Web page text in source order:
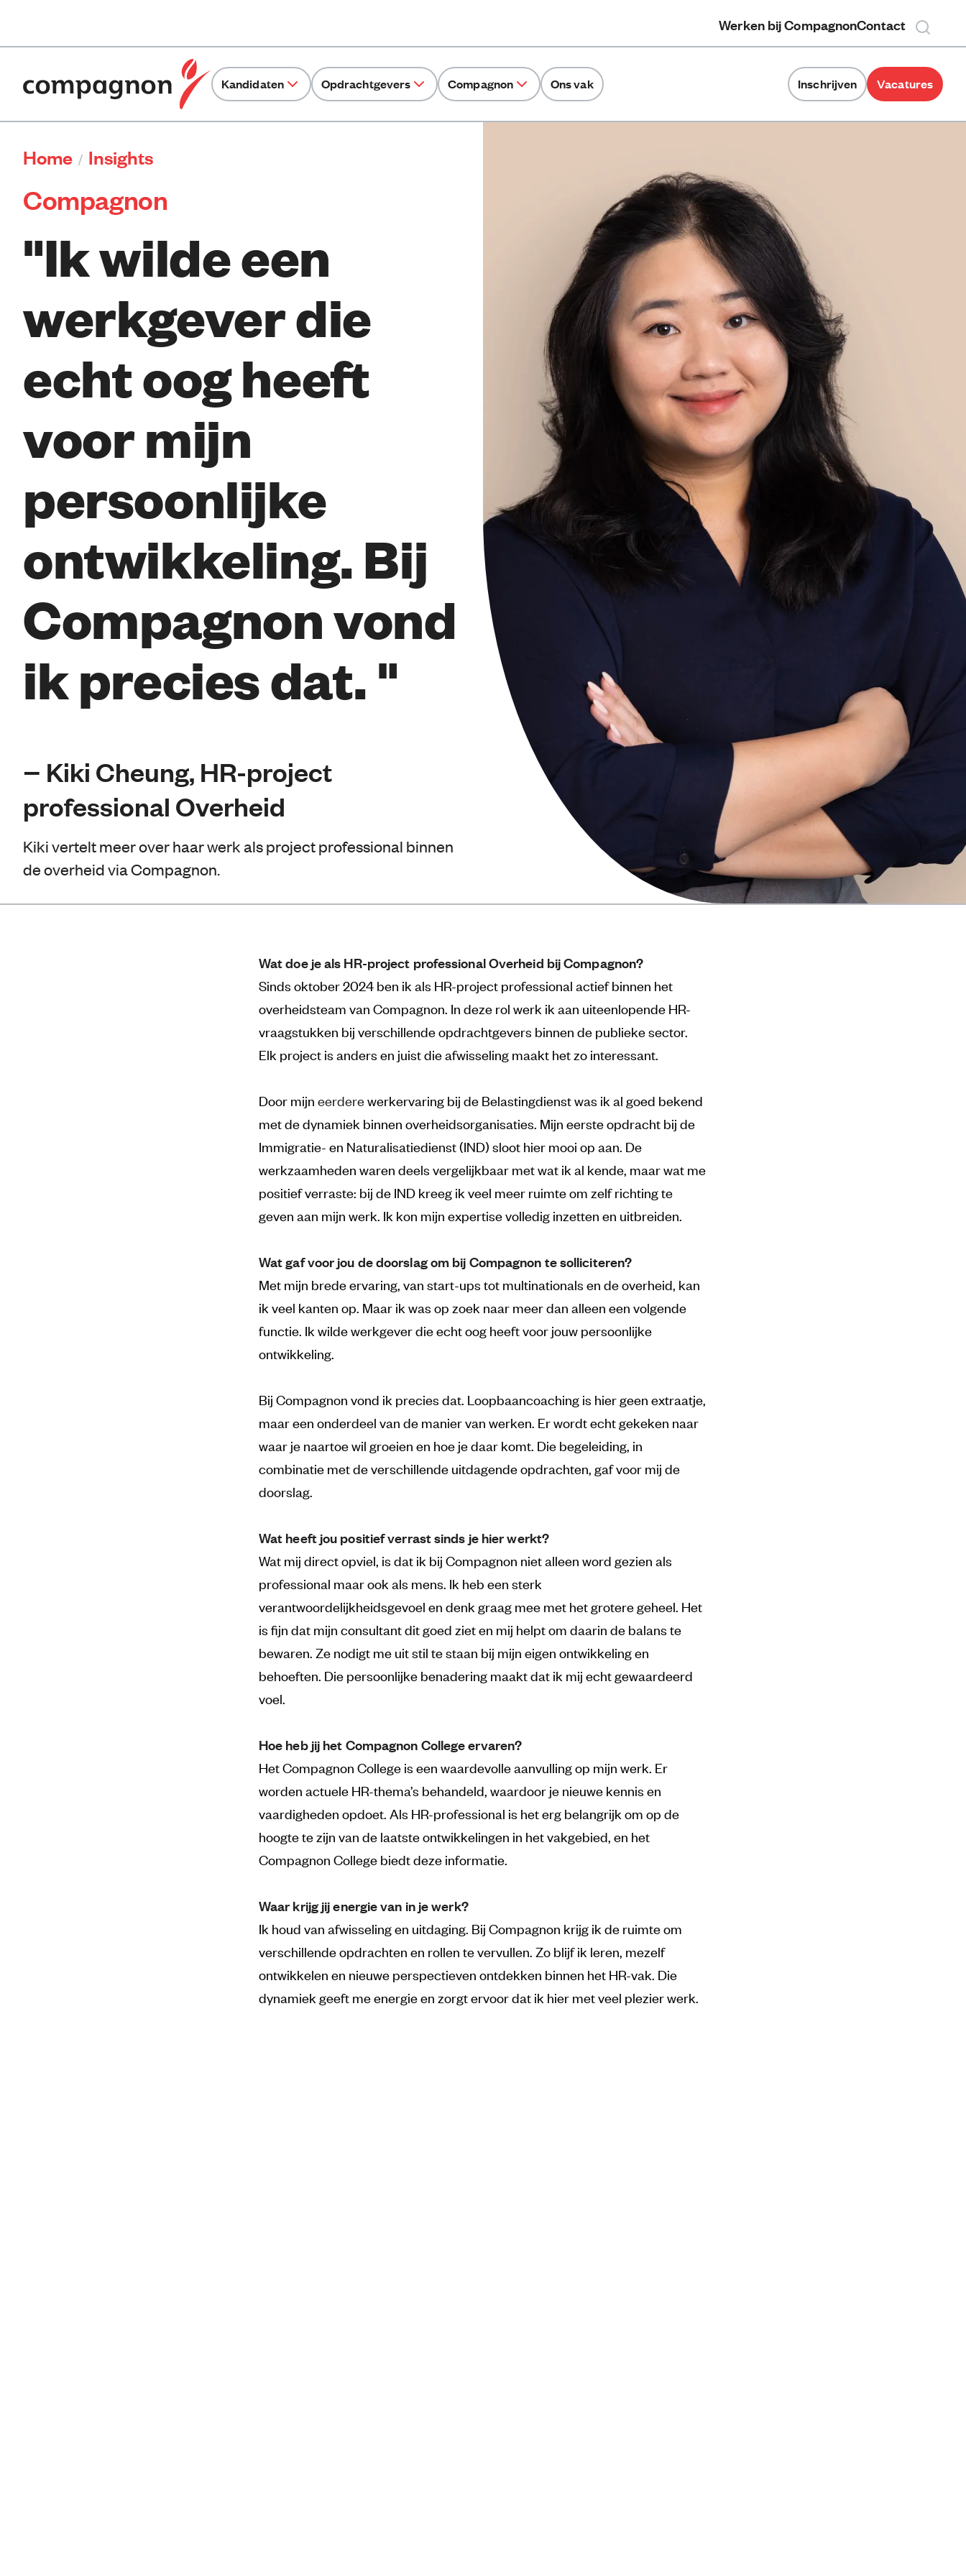
Werken bij CompagnonContact
Kandidaten Opdrachtgevers Compagnon Ons vak Inschrijven Vacatures
Home / Insights
Compagnon
"Ik wilde een
werkgever die
echt oog heeft
voor mijn
persoonlijke
ontwikkeling. Bij
Compagnon vond
ik precies dat. "
− Kiki Cheung, HR-project
professional Overheid
Kiki vertelt meer over haar werk als project professional binnen
de overheid via Compagnon.
Wat doe je als HR-project professional Overheid bij Compagnon?
Sinds oktober 2024 ben ik als HR-project professional actief binnen het
overheidsteam van Compagnon. In deze rol werk ik aan uiteenlopende HR-
vraagstukken bij verschillende opdrachtgevers binnen de publieke sector.
Elk project is anders en juist die afwisseling maakt het zo interessant.
Door mijn eerderewerkervaring bij de Belastingdienst was ik al goed bekend
met de dynamiek binnen overheidsorganisaties. Mijn eerste opdracht bij de
Immigratie- en Naturalisatiedienst (IND) sloot hier mooi op aan. De
werkzaamheden waren deels vergelijkbaar met wat ik al kende, maar wat me
positief verraste: bij de IND kreeg ik veel meer ruimte om zelf richting te
geven aan mijn werk. Ik kon mijn expertise volledig inzetten en uitbreiden.
Wat gaf voor jou de doorslag om bij Compagnon te solliciteren?
Met mijn brede ervaring, van start-ups tot multinationals en de overheid, kan
ik veel kanten op. Maar ik was op zoek naar meer dan alleen een volgende
functie. Ik wilde werkgever die echt oog heeft voor jouw persoonlijke
ontwikkeling.
Bij Compagnon vond ik precies dat. Loopbaancoaching is hier geen extraatje,
maar een onderdeel van de manier van werken. Er wordt echt gekeken naar
waar je naartoe wil groeien en hoe je daar komt. Die begeleiding, in
combinatie met de verschillende uitdagende opdrachten, gaf voor mij de
doorslag.
Wat heeft jou positief verrast sinds je hier werkt?
Wat mij direct opviel, is dat ik bij Compagnon niet alleen word gezien als
professional maar ook als mens. Ik heb een sterk
verantwoordelijkheidsgevoel en denk graag mee met het grotere geheel. Het
is fijn dat mijn consultant dit goed ziet en mij helpt om daarin de balans te
bewaren. Ze nodigt me uit stil te staan bij mijn eigen ontwikkeling en
behoeften. Die persoonlijke benadering maakt dat ik mij echt gewaardeerd
voel.
Hoe heb jij het Compagnon College ervaren?
Het Compagnon College is een waardevolle aanvulling op mijn werk. Er
worden actuele HR-thema’s behandeld, waardoor je nieuwe kennis en
vaardigheden opdoet. Als HR-professional is het erg belangrijk om op de
hoogte te zijn van de laatste ontwikkelingen in het vakgebied, en het
Compagnon College biedt deze informatie.
Waar krijg jij energie van in je werk?
Ik houd van afwisseling en uitdaging. Bij Compagnon krijg ik de ruimte om
verschillende opdrachten en rollen te vervullen. Zo blijf ik leren, mezelf
ontwikkelen en nieuwe perspectieven ontdekken binnen het HR-vak. Die
dynamiek geeft me energie en zorgt ervoor dat ik hier met veel plezier werk.